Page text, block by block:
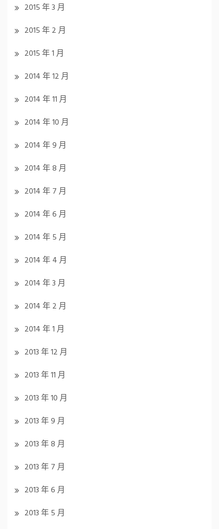
2015 年 3 月
2015 年 2 月
2015 年 1 月
2014 年 12 月
2014 年 11 月
2014 年 10 月
2014 年 9 月
2014 年 8 月
2014 年 7 月
2014 年 6 月
2014 年 5 月
2014 年 4 月
2014 年 3 月
2014 年 2 月
2014 年 1 月
2013 年 12 月
2013 年 11 月
2013 年 10 月
2013 年 9 月
2013 年 8 月
2013 年 7 月
2013 年 6 月
2013 年 5 月